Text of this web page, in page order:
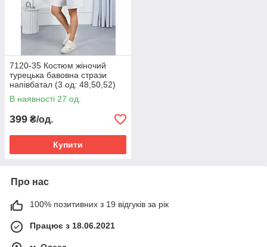
7120-35 Костюм жіночий
турецька бавовна стрази
напівбатал (3 од: 48,50,52)
В наявності 27 од.
399 ₴/од.
Купити
Про нас
100% позитивних з 19 відгуків за рік
Працює з 18.06.2021